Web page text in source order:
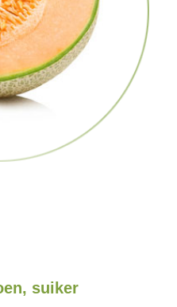
suiker